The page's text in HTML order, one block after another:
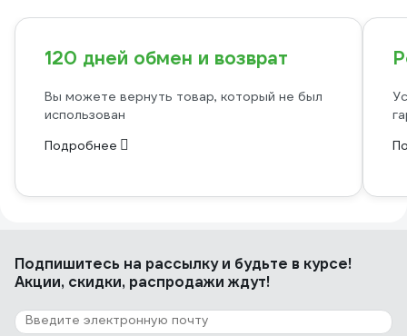
120 дней обмен и возврат
Вы можете вернуть товар, который не был
использован
Подробнее
Подпишитесь на рассылкуи будьте в курсе!
Акции, скидки, распродажи ждут!